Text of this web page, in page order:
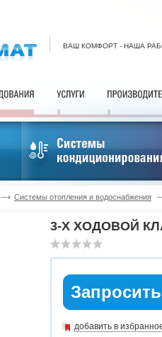
ВАШ КОМФОРТ - НАША
Системы отопления и водоснабжения
3-Х ХОДОВОЙ
добавить в